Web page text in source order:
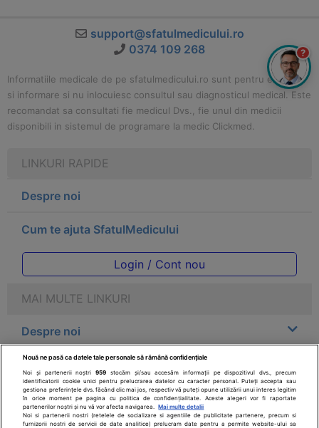
support@sfatulmedicului.ro
0374 109 268
Informatiile medicale de pe sfatulmedicului.ro sunt pentru educatie
si informare si nu inlocuiesc consultul sau diagnosticul medical. Este
recomandat sa consultati fie medicul Dvs., fie unul din medicii
disponibili in sistemul de programare la medic Clickmed.
LINKURI RAPIDE
Despre noi
Cum te ajuta SfatulMedicului
Login / Cont nou
MAI MULTE LINKURI
Despre noi
Legal
Drepturile consumatorului
?
Nouă ne pasă ca datele tale personale să rămână confidențiale
Noi și partenerii noștri959 stocăm și/sau accesăm informații pe dispozitivul dvs., precum
identificatorii cookie unici pentru prelucrarea datelor cu caracter personal. Puteți accepta sau
gestiona preferințele dvs. făcând clic mai jos, respectiv vă puteți opune utilizării unui interes legitim
în orice moment pe pagina cu politica de confidențialitate. Aceste alegeri vor fi raportate
partenerilor noștri și nu vă vor afecta navigarea.
Mai multe detalii
Noi si partenerii nostri (retelele de socializare si agentiile de publicitate partenere, precum si
furnizorii nostri de servicii de date analitice) prelucram date pentru a permite website-ului sa